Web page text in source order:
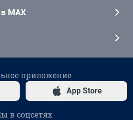
MAX
приложение
App Store
в соцсетях